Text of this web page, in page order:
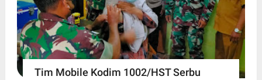
Tim Mobile Kodim 1002/HST Serbu